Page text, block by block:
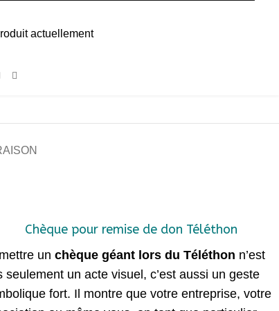
actuellement
Chèque pour remise de don Téléthon
un chèque géant lors du Téléthon n’est
seulement un acte visuel, c’est aussi un geste
fort. Il montre que votre entreprise, votre